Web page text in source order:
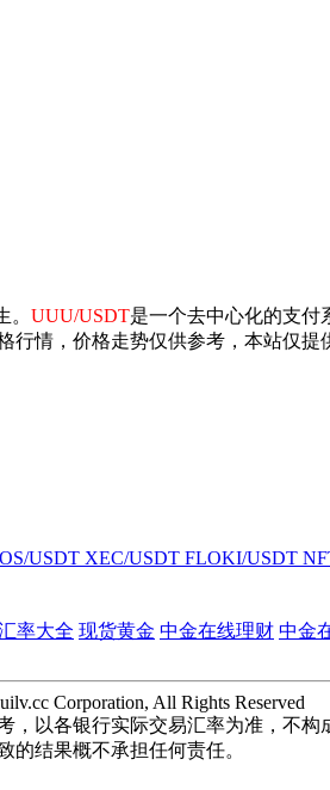
UUU/USDT是一个去中心化的支付
情，价格走势仅供参考，本站仅
USDT XEC/USDT FLOKI/USDT
率大全 现货黄金 中金在线理财 中金
Corporation, All Rights Reserved
以各银行实际交易汇率为准，不
的结果概不承担任何责任。